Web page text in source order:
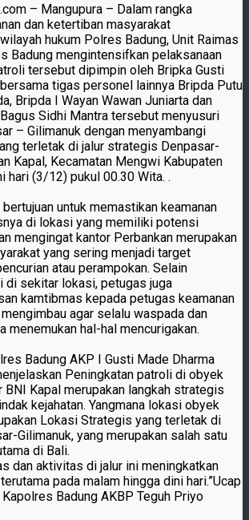
– Mangupura – Dalam rangka
dan ketertiban masyarakat
hukum Polres Badung, Unit Raimas
Badung mengintensifkan pelaksanaan
tersebut dipimpin oleh Bripka Gusti
tigas personel lainnya Bripda Putu
Bripda I Wayan Wawan Juniarta dan
Sidhi Mantra tersebut menyusuri
– Gilimanuk dengan menyambangi
terletak di jalur strategis Denpasar-
Kapal, Kecamatan Mengwi Kabupaten
hari (3/12) pukul 00.30 Wita. .
untuk memastikan keamanan
di lokasi yang memiliki potensi
mengingat kantor Perbankan merupakan
yang sering menjadi target
atau perampokan. Selain
di sekitar lokasi, petugas juga
kamtibmas kepada petugas keamanan
agar selalu waspada dan
menemukan hal-hal mencurigakan.
Badung AKP I Gusti Made Dharma
Peningkatan patroli di obyek
Kapal merupakan langkah strategis
kejahatan. Yangmana lokasi obyek
Lokasi Strategis yang terletak di
Gilimanuk, yang merupakan salah satu
di Bali.
dan aktivitas di jalur ini meningkatkan
pada malam hingga dini hari.”Ucap
Badung AKBP Teguh Priyo